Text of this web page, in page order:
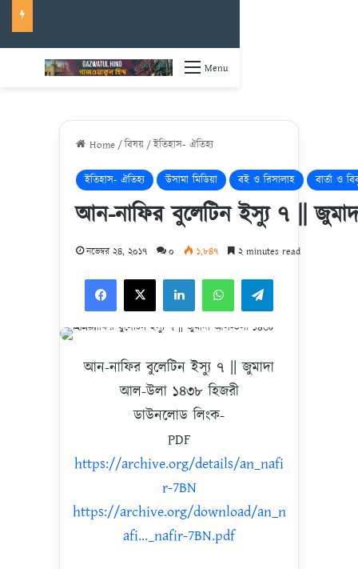
Menu
Home /বিষয় /ইতিহাস- ঐতিহ্য
ইতিহাস- ঐতিহ্য উসামা মিডিয়া বই ও রিসালাহ বার্তা ও
আন-নাফির বুলেটিন ইস্যু ৭ ||
নভেম্বর ২৪, ২০১৭ ০ ১,৮৪৭ ২ minutes read
আন-নাফির বুলেটিন ইস্যু ৭ || জুমাদা
আল-উলা ১৪৩৮ হিজরী
ডাউনলোড লিংক-
PDF
https://archive.org/details/an_nafi
r-7BN
https://archive.org/download/an_n
afi…_nafir-7BN.pdf